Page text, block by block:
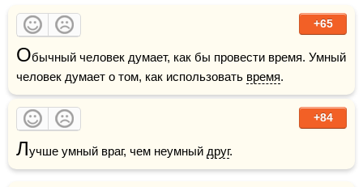
+65
Обычный человек думает, как бы провести время. Умный
человек думает о том, как использовать время.
+84
Лучше умный враг, чем неумный друг.